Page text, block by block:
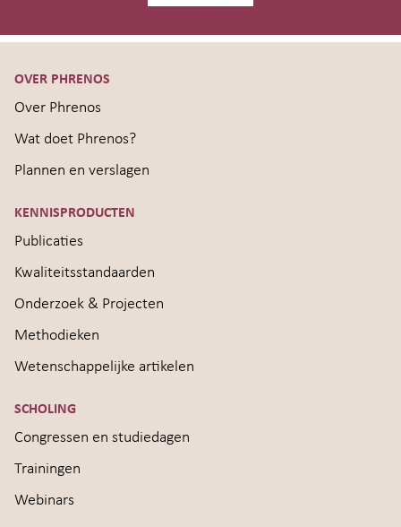
OVER PHRENOS
Over Phrenos
Wat doet Phrenos?
Plannen en verslagen
KENNISPRODUCTEN
Publicaties
Kwaliteitsstandaarden
Onderzoek & Projecten
Methodieken
Wetenschappelijke artikelen
SCHOLING
Congressen en studiedagen
Trainingen
Webinars